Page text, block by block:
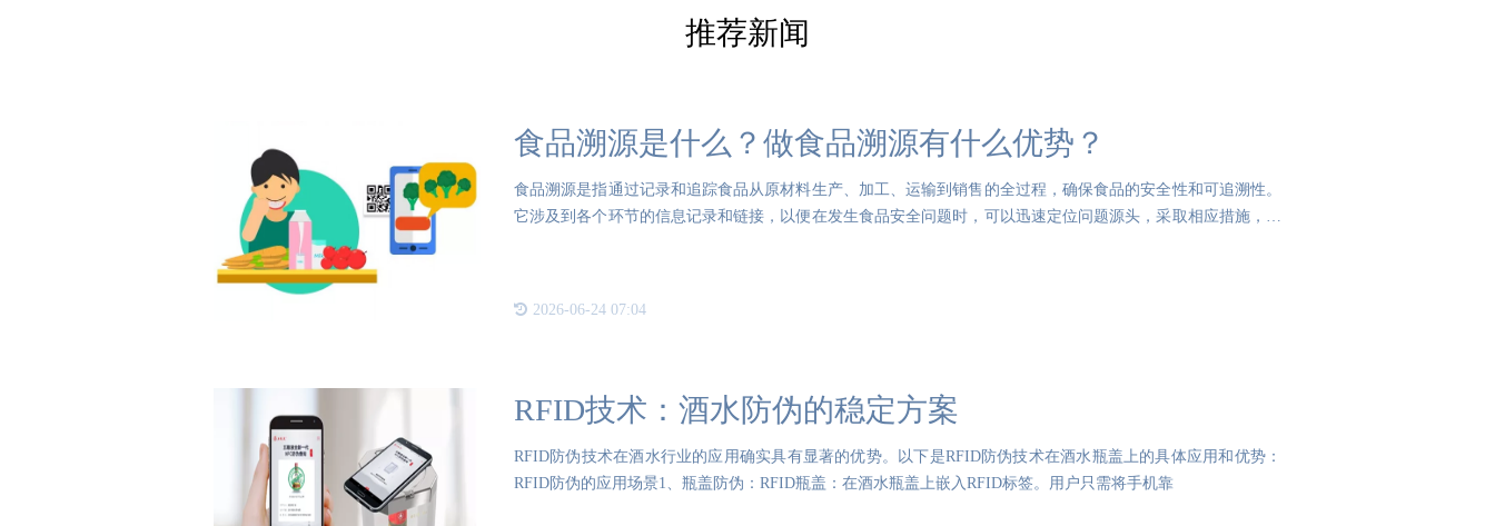
推荐新闻
食品溯源是什么？做食品溯源有什么优势？
食品溯源是指通过记录和追踪食品从原材料生产、加工、运输到销售的全过程，确保食品的安全性和可追溯性。
它涉及到各个环节的信息记录和链接，以便在发生食品安全问题时，可以迅速定位问题源头，采取相应措施，减
2026-06-24 07:04
RFID技术：酒水防伪的稳定方案
RFID防伪技术在酒水行业的应用确实具有显著的优势。以下是RFID防伪技术在酒水瓶盖上的具体应用和优势：
RFID防伪的应用场景1、瓶盖防伪：RFID瓶盖：在酒水瓶盖上嵌入RFID标签。用户只需将手机靠